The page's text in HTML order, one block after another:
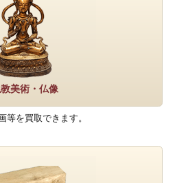
美術・仏像
等を買取できます。